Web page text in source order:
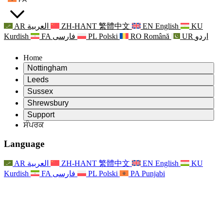
AR العربية ZH-HANT 繁體中文 EN English
KU
Kurdish
FA فارسی PL Polski RO Română UR اردو
Home
Nottingham
Review
ਸਮੀਖਿਆ ਦੇ ਚੇਅਰਮੈਨ
ਸੁਤੰਤਰ ਸਮੀਖਿਆ ਟੀਮ
ਸੰਦਰਭ ਦੀਆਂ ਸ਼ਰਤਾਂ
ਸੁਤੰਤਰ ਸਮੀਖਿਆ ਦੀ ਅੰਤਿਮ ਰਿਪੋਰਟ
ਅਕਸਰ ਪੁੱਛੇ ਜਾਣ ਵਾਲੇ ਸਵਾਲ
ਪਰਿਵਾਰਕ ਫੀਡਬੈਕ ਪ੍ਰਕਿਰਿਆ
ਨਿਊਜ਼ਲੈਟਰ
ਬਾਹਰ ਕੱਡਣਾ
Leeds
Review
ਸਮੀਖਿਆ ਦੇ ਚੇਅਰਮੈਨ
ਸੁਤੰਤਰ ਸਮੀਖਿਆ ਟੀਮ
ਹਵਾਲੇ ਦੀਆਂ ਸ਼ਰਤਾਂ
ਸੰਪਰਕ
ਪਰਿਵਾਰਾਂ ਲਈ ਮਨੋਵਿਗਿਆਨਕ ਸਹਾਇਤਾ
ਪਰਿਵਾਰਾਂ ਲਈ ਅੱਪਡੇਟ
ਘਟਨਾਵਾਂ
For Staff
ਸਟਾਫ ਲਈ ਸਹਾਇਤਾ
Sussex
Review
ਸਮੀਖਿਆ ਦੇ ਚੇਅਰਮੈਨ
ਸੁਤੰਤਰ ਸਮੀਖਿਆ ਟੀਮ
ਸੰਦਰਭ ਦੀਆਂ ਸ਼ਰਤਾਂ
For Families
ਪਰਿਵਾਰਾਂ ਲਈ ਅੱਪਡੇਟ
ਘਟਨਾਵਾਂ
Shrewsbury
Review
ਜਣੇਪਾ ਸਮੀਖਿਆ ਵਾਸਤੇ ਸੰਦਰਭ ਦੀਆਂ ਸ਼ਰਤਾਂ
ਸੁਤੰਤਰ ਸਮੀਖਿਆ ਦੀ ਅੰਤਿਮ ਰਿਪੋਰਟ
ਸੁਤੰਤਰ ਸਮੀਖਿਆ ਦੀ ਪਹਿਲੀ ਰਿਪੋਰਟ
For Families
ਅੱਪਡੇਟ
Support
Leeds
Nottingham
ਪਰਿਵਾਰਕ ਮਨੋਵਿਗਿਆਨਕ ਸਹਾਇਤਾ ਸੇਵਾ
ਮਾਨਸਿਕ ਸਿਹਤ ਸੰਕਟ ਸਹਾਇਤਾ
ਖੇਤਰੀ ਸੇਵਾਵਾਂ ਨੌਟਿੰਘਮ
National
ਸੰਪਰਕ
Language
AR العربية ZH-HANT 繁體中文 EN English
KU
Kurdish
FA فارسی PL Polski PA Punjabi